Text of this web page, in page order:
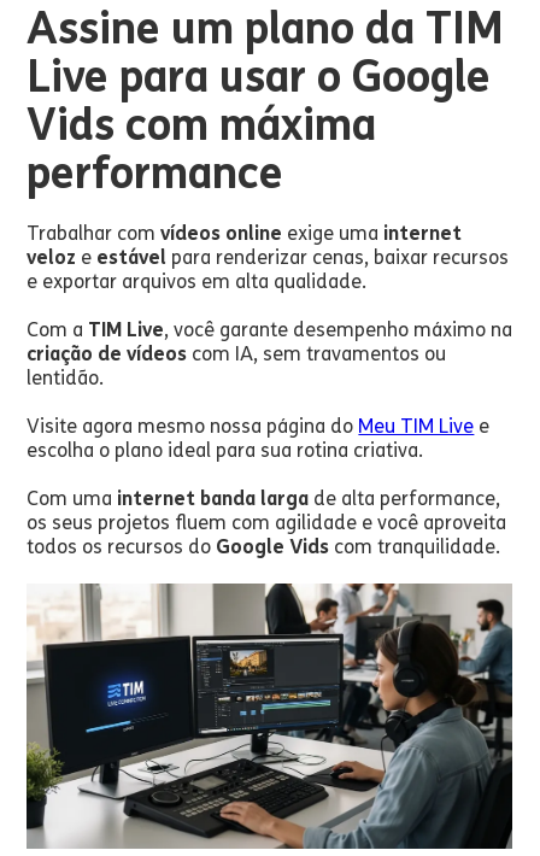
Assine um plano da TIM
Live para usar o Google
Vids com máxima
performance
Trabalhar comvídeos online exige uma internet
veloz e estável para renderizar cenas, baixar recursos
e exportar arquivos em alta qualidade.
Com a TIM Live, você garante desempenho máximo na
criação de vídeos com IA, sem travamentos ou
lentidão.
Visite agora mesmo nossa página do Meu TIM Live e
escolha o plano ideal para sua rotina criativa.
Com uma internet banda larga de alta performance,
os seus projetos fluem com agilidade e você aproveita
todos os recursos do Google Vids com tranquilidade.